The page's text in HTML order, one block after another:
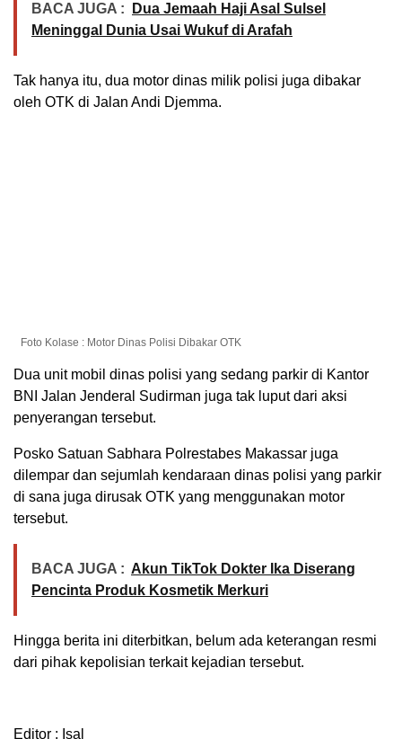
BACA JUGA :
Dua Jemaah Haji Asal Sulsel
Meninggal Dunia Usai Wukuf di Arafah
Tak hanya itu, dua motor dinas milik polisi juga dibakar
oleh OTK di Jalan Andi Djemma.
Foto Kolase : Motor Dinas Polisi Dibakar OTK
Dua unit mobil dinas polisi yang sedang parkir di Kantor
BNI Jalan Jenderal Sudirman juga tak luput dari aksi
penyerangan tersebut.
Posko Satuan Sabhara Polrestabes Makassar juga
dilempar dan sejumlah kendaraan dinas polisi yang parkir
di sana juga dirusak OTK yang menggunakan motor
tersebut.
BACA JUGA : Akun TikTok Dokter Ika Diserang
Pencinta Produk Kosmetik Merkuri
Hingga berita ini diterbitkan, belum ada keterangan resmi
dari pihak kepolisian terkait kejadian tersebut.
Editor : Isal